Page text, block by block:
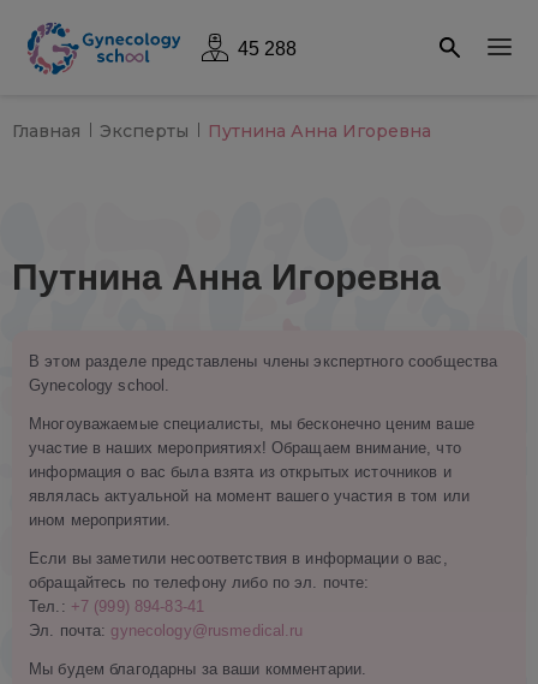
45 288
Главная Эксперты Путнина Анна Игоревна
Путнина Анна Игоревна
В этом разделе представлены члены экспертного сообщества
Gynecology school.
Многоуважаемые специалисты, мы бесконечно ценим ваше
участие в наших мероприятиях! Обращаем внимание, что
информация о вас была взята из открытых источников и
являлась актуальной на момент вашего участия в том или
ином мероприятии.
Если вы заметили несоответствия в информации о вас,
обращайтесь по телефону либо по эл. почте:
Тел.: +7 (999) 894-83-41
Эл. почта: gynecology@rusmedical.ru
Мы будем благодарны за ваши комментарии.